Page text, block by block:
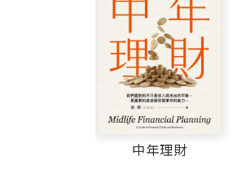
中年理財